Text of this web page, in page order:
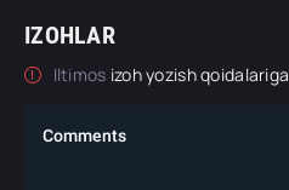
IZOHLAR
Iltimos izoh yozish qoidalariga